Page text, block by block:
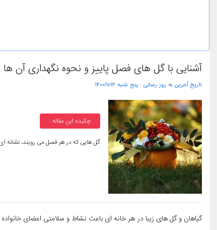
آشنایی با گل های فصل پاییز و نحوه نگهداری آن ها
تاریخ آخرین به روز رسانی : ۱۴۰۰/۱۱/۱۴ پنج شنبه
چکیده این مقاله :
گل هایی که در هر فصل می رویند، نشانه
گیاهان و گل های زیبا در هر خانه ای باعث نشاط و سلامتی اعضای